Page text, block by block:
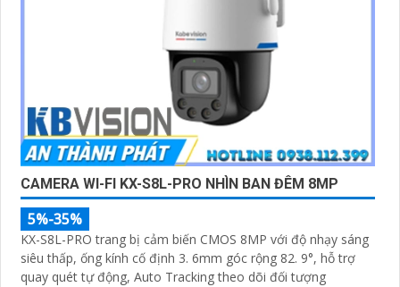
CAMERA WI-FI KX-S8L-PRO NHÌN BAN ĐÊM 8MP
5%-35%
KX-S8L-PRO trang bị cảm biến CMOS 8MP với độ nhạy sáng
siêu thấp, ống kính cố định 3. 6mm góc rộng 82. 9°, hỗ trợ
quay quét tự động, Auto Tracking theo dõi đối tượng